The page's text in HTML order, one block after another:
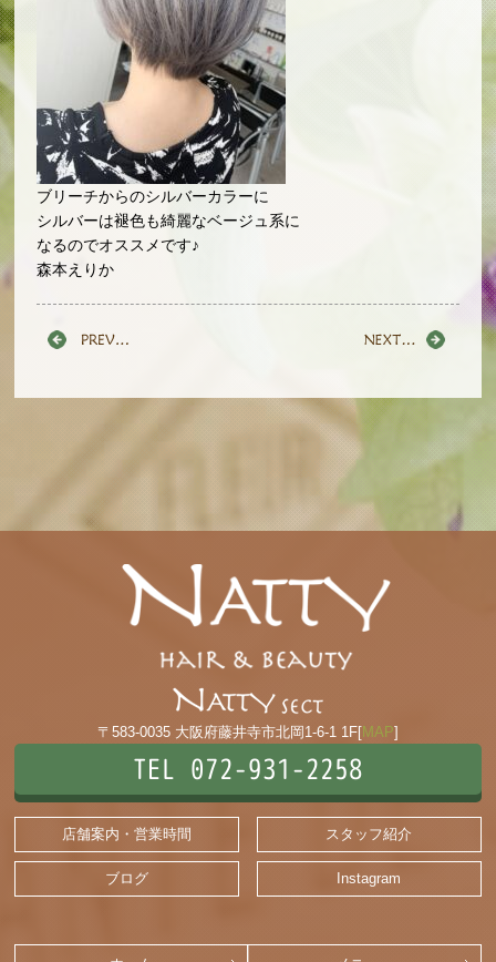
ブリーチからのシルバーカラーに
シルバーは褪色も綺麗なベージュ系に
なるのでオススメです♪
森本えりか
〒583-0035 大阪府藤井寺市北岡1-6-1 1F[MAP]
TEL 072-931-2258
店舗案内・営業時間 スタッフ紹介
ブログ Instagram